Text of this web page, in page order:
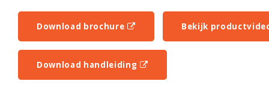
Download brochure Bekijk
Download handleiding